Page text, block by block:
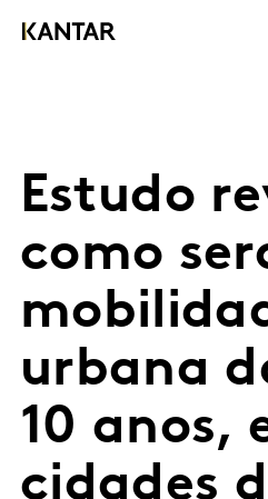
Estudo
como
urbana
10 anos,
cidades